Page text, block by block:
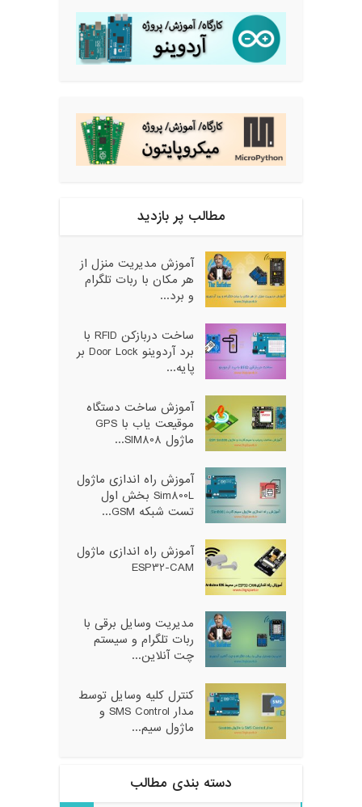
مطالب پر بازدید
آموزش مدیریت منزل از
هر مکان با ربات تلگرام
و برد...
ساخت دربازکن RFID با
برد آردوینو Door Lock بر
پایه...
آموزش ساخت دستگاه
موقیعت یاب با GPS
ماژول SIM808...
آموزش راه اندازی ماژول
Sim800L بخش اول
تست شبکه GSM...
آموزش راه اندازی ماژول
ESP32-CAM
مدیریت وسایل برقی با
ربات تلگرام و سیستم
چت آنلاین...
کنترل کلیه وسایل توسط
مدار SMS Control و
ماژول سیم...
دسته بندی مطالب